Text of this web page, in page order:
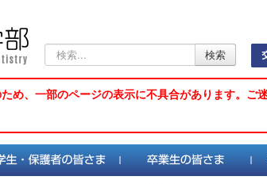
索...
検索
め、一部のページの表示に不具合があります。ご